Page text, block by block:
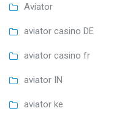
Aviator
aviator casino DE
aviator casino fr
aviator IN
aviator ke